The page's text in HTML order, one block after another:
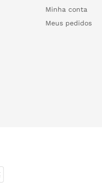
Minha conta
Meus pedidos